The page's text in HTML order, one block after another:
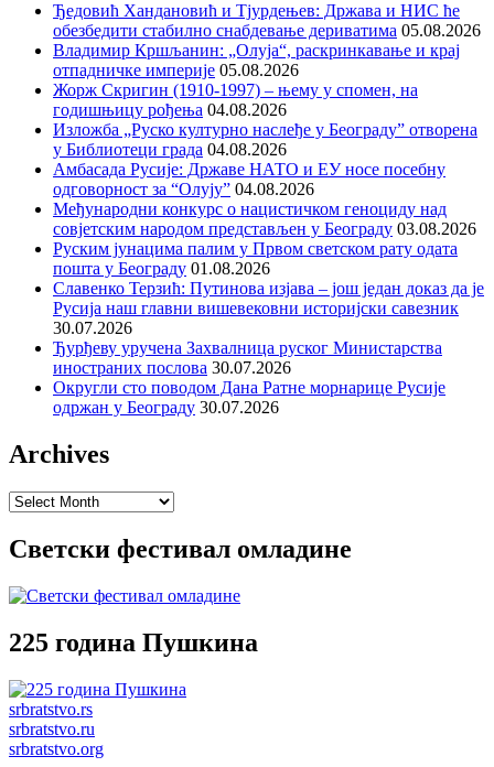
Ђедовић Хандановић и Тјурдењев: Држава и НИС ће
обезбедити стабилно снабдевање дериватима 05.08.2026
Владимир Кршљанин: „Олуја“, раскринкавање и крај
отпадничке империје 05.08.2026
Жорж Скригин (1910-1997) – њему у спомен, на
годишњицу рођења 04.08.2026
Изложба „Руско културно наслеђе у Београду” отворена
у Библиотеци града 04.08.2026
Амбасада Русије: Државе НАТО и ЕУ носе посебну
одговорност за “Олују” 04.08.2026
Међународни конкурс о нацистичком геноциду над
совјетским народом представљен у Београду 03.08.2026
Руским јунацима палим у Првом светском рату одата
пошта у Београду 01.08.2026
Славенко Терзић: Путинова изјава – још један доказ да је
Русија наш главни вишевековни историјски савезник
30.07.2026
Ђурђеву уручена Захвалница руског Министарства
иностраних послова 30.07.2026
Округли сто поводом Дана Ратне морнарице Русије
одржан у Београду 30.07.2026
Archives
Archives
Светски фестивал омладине
225 година Пушкина
srbratstvo.rs
srbratstvo.ru
srbratstvo.org